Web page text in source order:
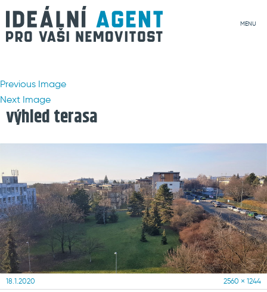
MENU
Previous Image
Next Image
výhled terasa
Posted
18.1.2020
Full
2560 × 1244